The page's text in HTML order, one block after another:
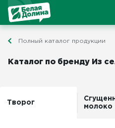
Полный каталог продукции
Каталог по бренду Из
Творог
молоко